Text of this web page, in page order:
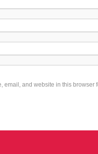
email, and website in this browser